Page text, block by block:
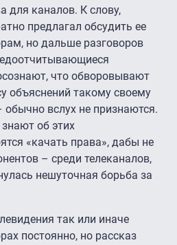
для каналов. К слову,
предлагал обсудить ее
но дальше разговоров
что обворовывают
объяснений такому своему
обычно вслух не признаются.
об этих
«качать права», дабы не
– среди телеканалов,
нешуточная борьба за
так или иначе
постоянно, но рассказ